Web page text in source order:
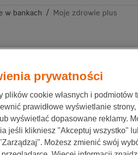
w bankach / Moje zdrowie plus
Co to za
Moje Zdrowie Plus to
finansowe dla Ciebie na walkę z
prywatności
plików cookie własnych i podmiotów
prawidłowe wyświetlanie
wyświetlać dopasowane reklamy.
jeśli klikniesz "Akceptuj wszystko"
Możesz zmienić swój